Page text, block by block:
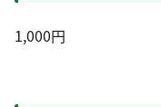
1,000円